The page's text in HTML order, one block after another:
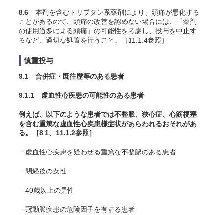
8.6 本剤を含むトリプタン系薬剤により、頭痛が悪化する
ことがあるので、頭痛の改善を認めない場合には、「薬剤
の使用過多による頭痛」 の可能性を考慮し、投与を中止す
るなど、適切な処置を行うこと。［11.1.4参照］
慎重投与
9.1 合併症・既往歴等のある患者
9.1.1 虚血性心疾患の可能性のある患者
例えば、以下のような患者では不整脈、狭心症、心筋梗塞
を含む重篤な虚血性心疾患様症状があらわれるおそれがあ
る。［8.1、11.1.2参照］
・虚血性心疾患を疑わせる重篤な不整脈のある患者
・閉経後の女性
・40歳以上の男性
・冠動脈疾患の危険因子を有する患者